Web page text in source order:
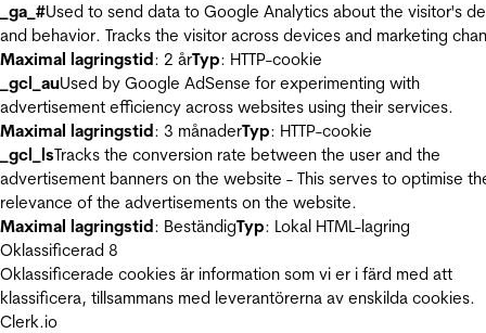
_ga_#Used to send data to Google Analytics about the visitor's
and behavior. Tracks the visitor across devices and marketing
Maximal lagringstid: 2 årTyp: HTTP-cookie
_gcl_auUsed by Google AdSense for experimenting with
advertisement efficiency across websites using their services.
Maximal lagringstid: 3 månaderTyp: HTTP-cookie
_gcl_lsTracks the conversion rate between the user and the
advertisement banners on the website - This serves to optimise
relevance of the advertisements on the website.
Maximal lagringstid: BeständigTyp: Lokal HTML-lagring
Oklassificerad 8
Oklassificerade cookies är information som vi er i färd med att
klassificera, tillsammans med leverantörerna av enskilda cookies.
Clerk.io